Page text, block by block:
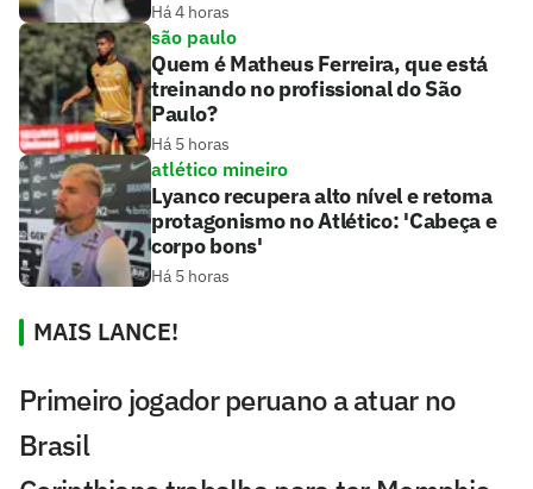
Há 4 horas
são paulo
Quem é Matheus Ferreira, que está
treinando no profissional do São
Paulo?
Há 5 horas
atlético mineiro
Lyanco recupera alto nível e retoma
protagonismo no Atlético: 'Cabeça e
corpo bons'
Há 5 horas
MAIS LANCE!
Primeiro jogador peruano a atuar no
Brasil